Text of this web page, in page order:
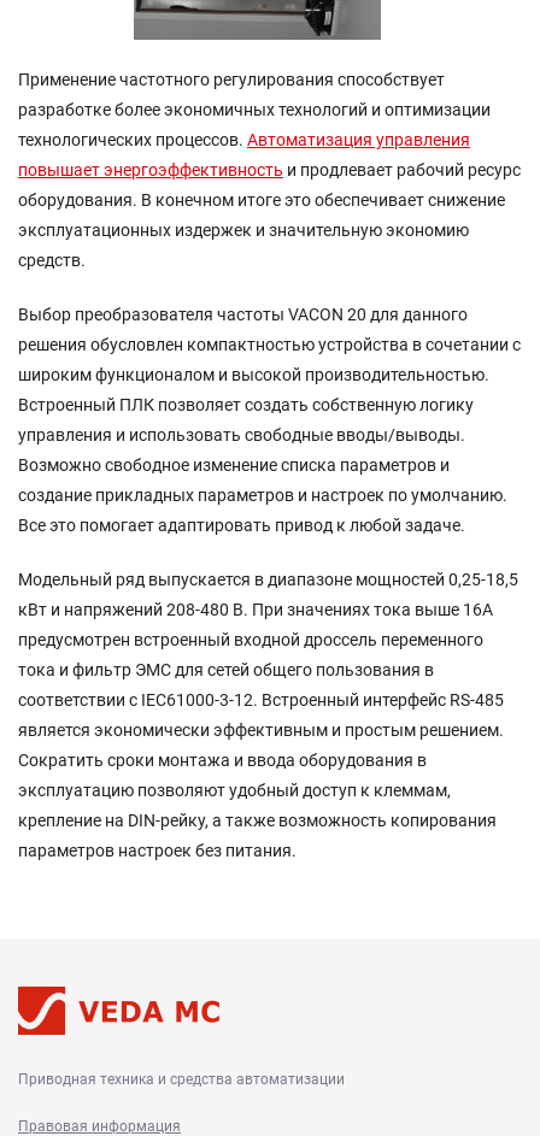
Применение частотного регулирования способствует
разработке более экономичных технологий и оптимизации
технологических процессов. Автоматизация управления
повышает энергоэффективность и продлевает рабочий ресурс
оборудования. В конечном итоге это обеспечивает снижение
эксплуатационных издержек и значительную экономию
средств.
Выбор преобразователя частоты VACON 20 для данного
решения обусловлен компактностью устройства в сочетании с
широким функционалом и высокой производительностью.
Встроенный ПЛК позволяет создать собственную логику
управления и использовать свободные вводы/выводы.
Возможно свободное изменение списка параметров и
создание прикладных параметров и настроек по умолчанию.
Все это помогает адаптировать привод к любой задаче.
Модельный ряд выпускается в диапазоне мощностей 0,25-18,5
кВт и напряжений 208-480 В. При значениях тока выше 16А
предусмотрен встроенный входной дроссель переменного
тока и фильтр ЭМС для сетей общего пользования в
соответствии с IEC61000-3-12. Встроенный интерфейс RS-485
является экономически эффективным и простым решением.
Сократить сроки монтажа и ввода оборудования в
эксплуатацию позволяют удобный доступ к клеммам,
крепление на DIN-рейку, а также возможность копирования
параметров настроек без питания.
Приводная техника и средства автоматизации
Правовая информация